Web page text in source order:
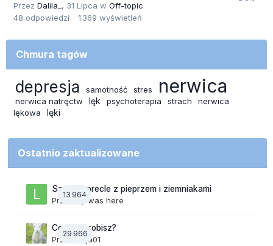
Przez Dalila_ , 31 Lipca w Off-topic
48 odpowiedzi 1 369 wyświetleń
Chmura tagów
depresja samotność stres nerwica
nerwica natręctw lęk psychoterapia strach
nerwica
lękowa
lęki
Ostatnio zaktualizowane
13 964
Szalone precle z pieprzem i ziemniakami
Przez lily was here
29 966
Co teraz robisz?
PrzezAnja01